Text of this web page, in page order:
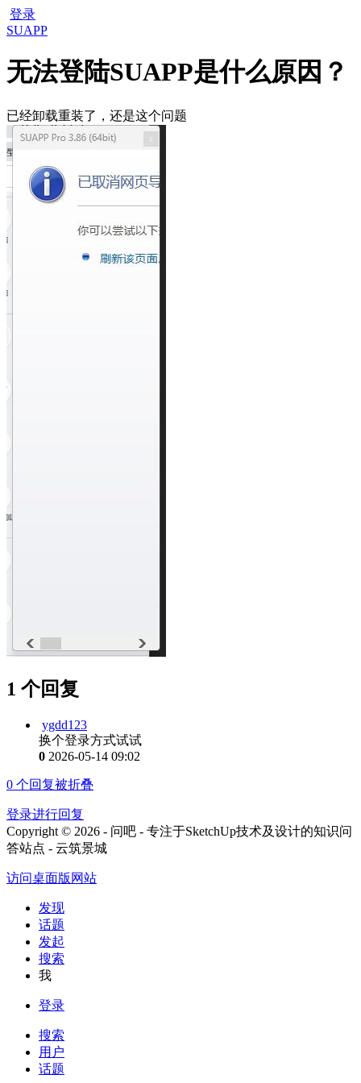
登录
SUAPP
无法登陆SUAPP是什么原因？
已经卸载重装了，还是这个问题
1 个回复
ygdd123
换个登录方式试试
0 2026-05-14 09:02
0 个回复被折叠
登录进行回复
Copyright © 2026 - 问吧 - 专注于SketchUp技术及设计的知识问
答站点 - 云筑景城
访问桌面版网站
发现
话题
发起
搜索
我
登录
搜索
用户
话题